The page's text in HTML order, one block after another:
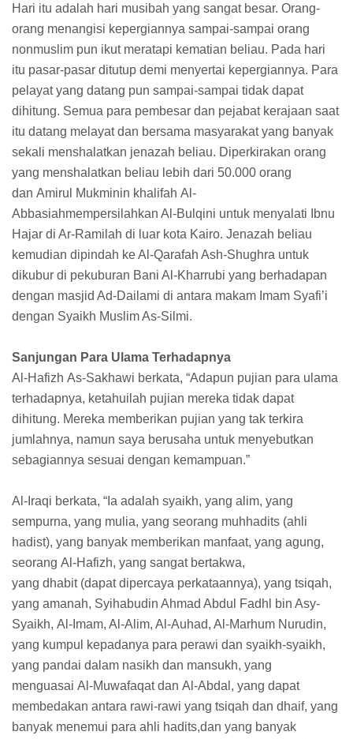
Hari itu adalah hari musibah yang sangat besar. Orang-
orang menangisi kepergiannya sampai-sampai orang
nonmuslim pun ikut meratapi kematian beliau. Pada hari
itu pasar-pasar ditutup demi menyertai kepergiannya. Para
pelayat yang datang pun sampai-sampai tidak dapat
dihitung. Semua para pembesar dan pejabat kerajaan saat
itu datang melayat dan bersama masyarakat yang banyak
sekali menshalatkan jenazah beliau. Diperkirakan orang
yang menshalatkan beliau lebih dari 50.000 orang
dan Amirul Mukminin khalifah Al-
Abbasiahmempersilahkan Al-Bulqini untuk menyalati Ibnu
Hajar di Ar-Ramilah di luar kota Kairo. Jenazah beliau
kemudian dipindah ke Al-Qarafah Ash-Shughra untuk
dikubur di pekuburan Bani Al-Kharrubi yang berhadapan
dengan masjid Ad-Dailami di antara makam Imam Syafi’i
dengan Syaikh Muslim As-Silmi.
Sanjungan Para Ulama Terhadapnya
Al-Hafizh As-Sakhawi berkata, “Adapun pujian para ulama
terhadapnya, ketahuilah pujian mereka tidak dapat
dihitung. Mereka memberikan pujian yang tak terkira
jumlahnya, namun saya berusaha untuk menyebutkan
sebagiannya sesuai dengan kemampuan.”
Al-Iraqi berkata, “Ia adalah syaikh, yang alim, yang
sempurna, yang mulia, yang seorang muhhadits (ahli
hadist), yang banyak memberikan manfaat, yang agung,
seorang Al-Hafizh, yang sangat bertakwa,
yang dhabit (dapat dipercaya perkataannya), yang tsiqah,
yang amanah, Syihabudin Ahmad Abdul Fadhl bin Asy-
Syaikh, Al-Imam, Al-Alim, Al-Auhad, Al-Marhum Nurudin,
yang kumpul kepadanya para perawi dan syaikh-syaikh,
yang pandai dalam nasikh dan mansukh, yang
menguasai Al-Muwafaqat dan Al-Abdal, yang dapat
membedakan antara rawi-rawi yang tsiqah dan dhaif, yang
banyak menemui para ahli hadits,dan yang banyak